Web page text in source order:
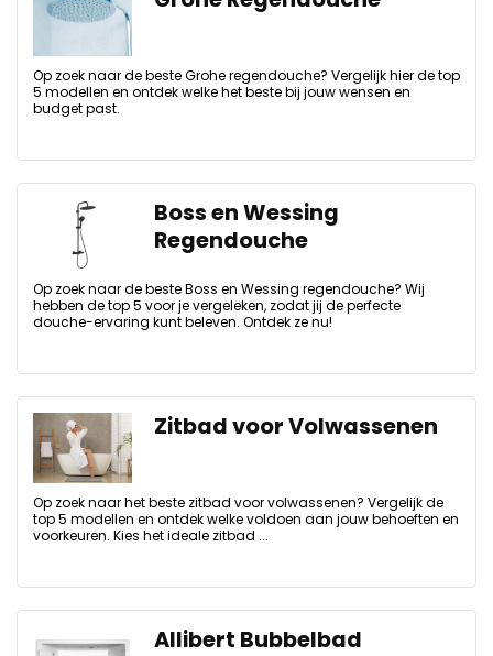
Op zoek naar de beste Grohe regendouche? Vergelijk hier de top
5 modellen en ontdek welke het beste bij jouw wensen en
budget past.
Boss en Wessing
Regendouche
Op zoek naar de beste Boss en Wessing regendouche? Wij
hebben de top 5 voor je vergeleken, zodat jij de perfecte
douche-ervaring kunt beleven. Ontdek ze nu!
Zitbad voor Volwassenen
Op zoek naar het beste zitbad voor volwassenen? Vergelijk de
top 5 modellen en ontdek welke voldoen aan jouw behoeften en
voorkeuren. Kies het ideale zitbad ...
Allibert Bubbelbad